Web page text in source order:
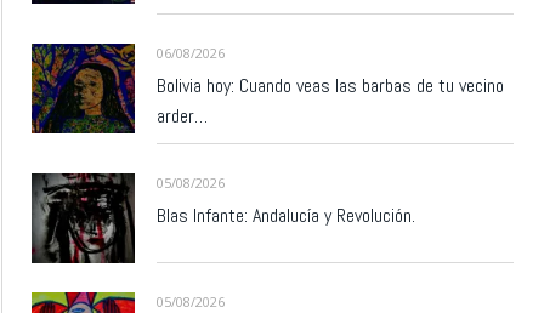
06/08/2026
Bolivia hoy: Cuando veas las barbas de tu vecino
arder…
05/08/2026
Blas Infante: Andalucía y Revolución.
05/08/2026